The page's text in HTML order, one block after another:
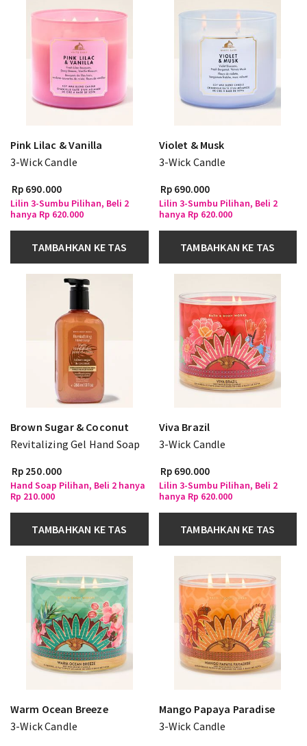
Pink Lilac & Vanilla
3-Wick Candle
Rp 690.000
Lilin 3-Sumbu Pilihan, Beli 2
hanya Rp 620.000
TAMBAHKAN KE TAS
Violet & Musk
3-Wick Candle
Rp 690.000
Lilin 3-Sumbu Pilihan, Beli 2
hanya Rp 620.000
TAMBAHKAN KE TAS
Brown Sugar & Coconut
Revitalizing Gel Hand Soap
Rp 250.000
Hand Soap Pilihan, Beli 2 hanya
Rp 210.000
TAMBAHKAN KE TAS
Viva Brazil
3-Wick Candle
Rp 690.000
Lilin 3-Sumbu Pilihan, Beli 2
hanya Rp 620.000
TAMBAHKAN KE TAS
Warm Ocean Breeze
3-Wick Candle
Mango Papaya Paradise
3-Wick Candle